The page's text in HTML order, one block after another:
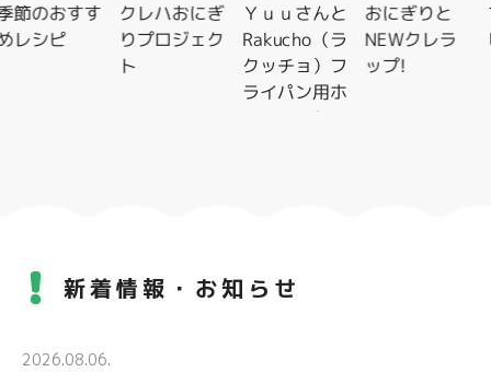
のおすす
シピ
クレハおにぎ
りプロジェク
ト
Ｙｕｕさんと
Rakucho（ラ
クッチョ）フ
ライパン用ホ
イルシートレ
おにぎりと
NEWクレラ
ップ!
ピ
新着情報・お知らせ
2026.08.06.